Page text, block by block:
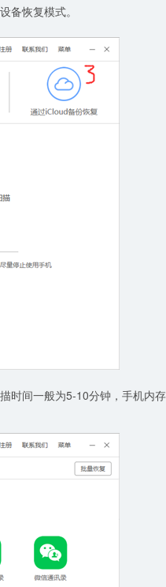
备恢复模式。
时间一般为5-10分钟，手机内存